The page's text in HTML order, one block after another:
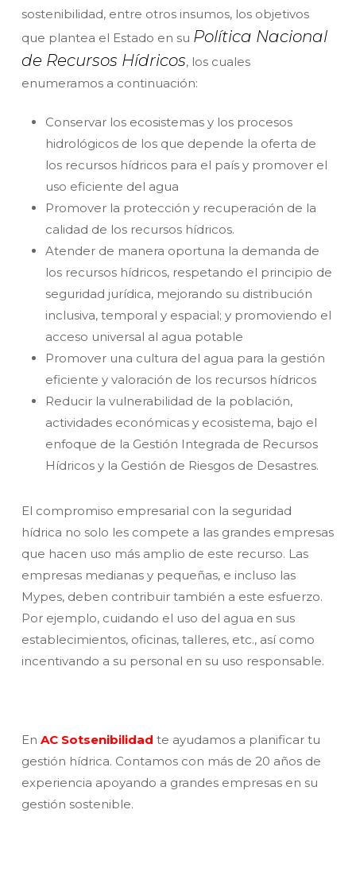
sostenibilidad, entre otros insumos, los objetivos
que plantea el Estado en su Política Nacional
de Recursos Hídricos, los cuales
enumeramos a continuación:
Conservar los ecosistemas y los procesos
hidrológicos de los que depende la oferta de
los recursos hídricos para el país y promover el
uso eficiente del agua
Promover la protección y recuperación de la
calidad de los recursos hídricos.
Atender de manera oportuna la demanda de
los recursos hídricos, respetando el principio de
seguridad jurídica, mejorando su distribución
inclusiva, temporal y espacial; y promoviendo el
acceso universal al agua potable
Promover una cultura del agua para la gestión
eficiente y valoración de los recursos hídricos
Reducir la vulnerabilidad de la población,
actividades económicas y ecosistema, bajo el
enfoque de la Gestión Integrada de Recursos
Hídricos y la Gestión de Riesgos de Desastres.
El compromiso empresarial con la seguridad
hídrica no solo les compete a las grandes empresas
que hacen uso más amplio de este recurso. Las
empresas medianas y pequeñas, e incluso las
Mypes, deben contribuir también a este esfuerzo.
Por ejemplo, cuidando el uso del agua en sus
establecimientos, oficinas, talleres, etc., así como
incentivando a su personal en su uso responsable.
En AC Sotsenibilidad te ayudamos a planificar tu
gestión hídrica. Contamos con más de 20 años de
experiencia apoyando a grandes empresas en su
gestión sostenible.